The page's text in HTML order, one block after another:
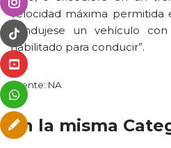
velocidad máxima
condujese un vehículo
habilitado para conducir”.
Fuente: NA
En la misma